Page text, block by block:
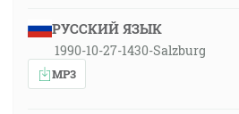
РУССКИЙ ЯЗЫК
1990-10-27-1430-Salzburg
MP3